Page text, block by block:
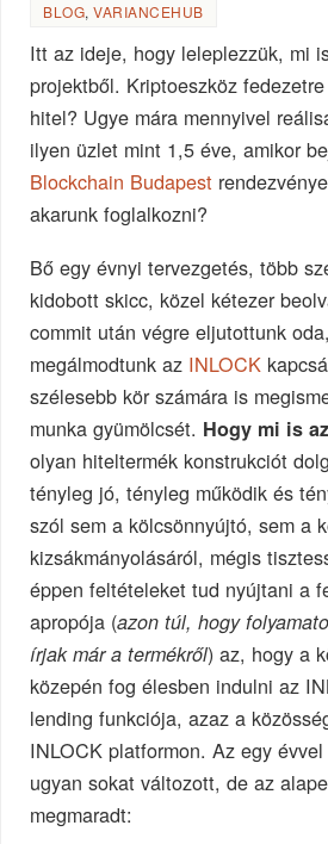
BLOG,VARIANCEHUB
Itt az ideje, hogy leleplezzük, mi
projektből. Kriptoeszköz
hitel? Ugye mára mennyivel
ilyen üzlet mint 1,5 éve, amikor
Blockchain Budapest
akarunk foglalkozni?
Bő egy évnyi tervezgetés, több
kidobott skicc, közel kétezer
commit után végre eljutottunk
megálmodtunk az INLOCK
szélesebb kör számára is
munka gyümölcsét. Hogy mi is
olyan hiteltermék konstrukciót
tényleg jó, tényleg működik és
szól sem a kölcsönnyújtó, sem a
kizsákmányolásáról, mégis
éppen feltételeket tud nyújtani a
apropója (azon túl, hogy
írjak már a termékről) az, hogy a
közepén fog élesben indulni az
lending funkciója, azaz a
INLOCK platformon. Az egy
ugyan sokat változott, de az
megmaradt: